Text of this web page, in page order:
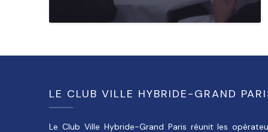
LE CLUB VILLE HYBRIDE-GRAND
Le Club Ville Hybride-Grand Paris réunit les